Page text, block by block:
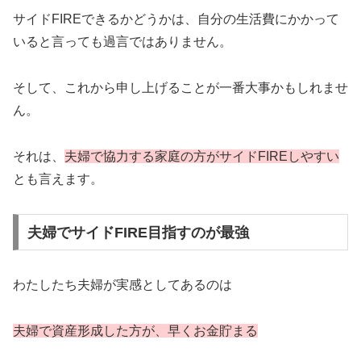
サイドFIREできるかどうかは、自分の生活費にかかって
いると言っても過言ではありません。
そして、これから申し上げることが一番大事かもしれませ
ん。
それは、 夫婦で協力する家庭の方がサイドFIREしやすい
とも言えます。
夫婦でサイドFIRE目指すのが最強
わたしたち夫婦が実感としてあるのは
夫婦で資産形成した方が、早く お金貯まる